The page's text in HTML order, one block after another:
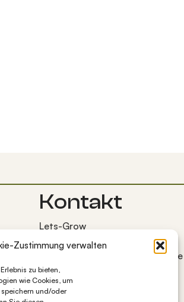
Zustimmung verwalten
zu bieten,
wie Cookies, um
und/oder
Kontakt
Lets-Grow
Bocksweg 7
38272 Burgdorf OT Westerlinde
+49 5347 1284997
info@lets-grow.de